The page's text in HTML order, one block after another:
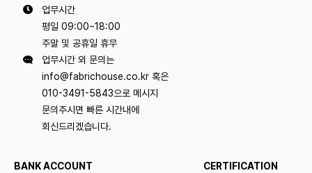
업무시간
평일 09:00~18:00
주말 및 공휴일 휴무
업무시간 외 문의는
info@fabrichouse.co.kr 혹은
010-3491-5843으로 메시지
문의주시면 빠른 시간내에
회신드리겠습니다.
BANK ACCOUNT CERTIFICATION